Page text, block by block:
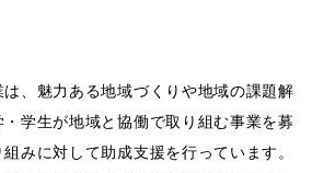
、魅力ある地域づくりや地域の課題解
学生が地域と協働で取り組む事業を募
みに対して助成支援を行っています。